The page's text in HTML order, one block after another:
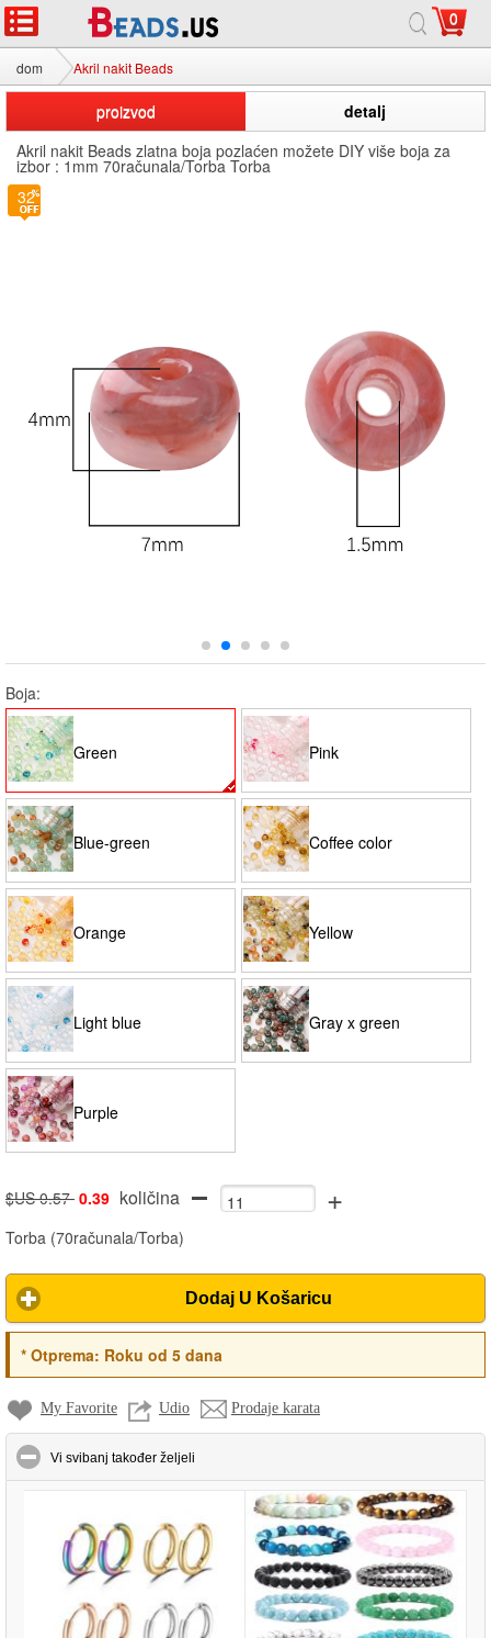
0
dom Akril nakit Beads
proizvod
detalj
Akril nakit Beads zlatna boja pozlaćen možete DIY više boja za
izbor : 1mm 70računala/Torba Torba
Boja:
Green Pink
Blue-green Coffee color
Orange Yellow
Light blue Gray x green
Purple
$US 0.57 0.39 količina +
Torba (70računala/Torba)
Dodaj U Košaricu
*Otprema: Roku od 5 dana
My Favorite Udio Prodaje karata
Vi svibanj također željeli